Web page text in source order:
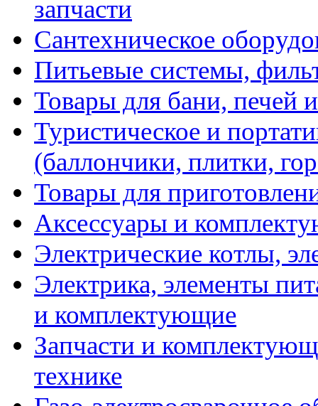
запчасти
Сантехническое
Питьевые системы,
Товары для бани, печей
Туристическое и
(баллончики, плитки,
Товары для
Аксессуары и
Электрические котлы,
Электрика, элементы
и комплектующие
Запчасти и
технике